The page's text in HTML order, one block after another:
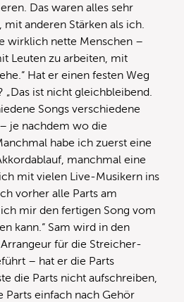
Das waren alles sehr
anderen Stärken als ich.
wirklich nette Menschen –
Leuten zu arbeiten, mit
Hat er einen festen Weg
„Das ist nicht gleichbleibend.
Songs verschiedene
je nachdem wo die
habe ich zuerst eine
manchmal eine
mit vielen Live-Musikern ins
vorher alle Parts am
ich mir den fertigen Song vom
kann.“ Sam wird in den
für die Streicher-
– hat er die Parts
die Parts nicht aufschreiben,
Parts einfach nach Gehör